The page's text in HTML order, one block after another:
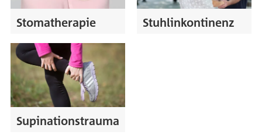
Stomatherapie Stuhlinkontinenz
Supinationstrauma